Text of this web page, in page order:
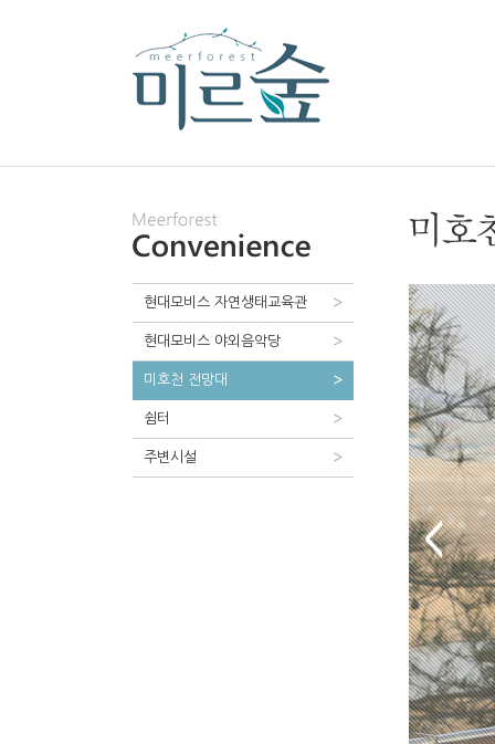
현대모비스 자연생태교육관
현대모비스 야외음악당
미호천 전망대
쉼터
주변시설